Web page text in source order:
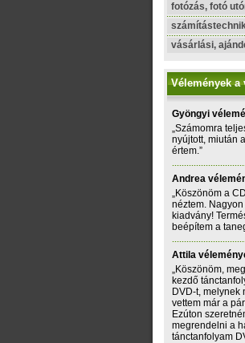
fotózás, fotó
vásárlási,
Vélemények
Gyöngyi
„Számomra
nyújtott, miután
értem.”
Andrea
„Köszönöm a
néztem.
kiadvány!
beépítem a
Attila
„Köszönöm,
kezdő
DVD-t, melynek
vettem már a
Ezúton
megrendelni a
tánctanfolyam